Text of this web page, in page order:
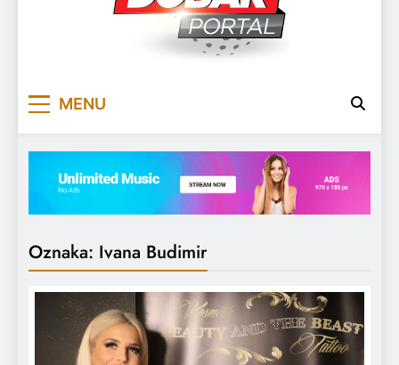
MENU
Oznaka: Ivana Budimir